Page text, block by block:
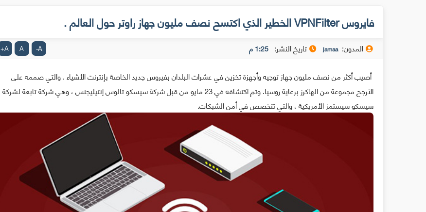
فايروس VPNFilter الخطير الذي اكتسح نصف مليون جهاز راوتر حول العالم .
المدون: jamaa تاريخ النشر: 1:25 م A
-
A
A
+
أصيب أكثر من نصف مليون جهاز توجيه وأجهزة تخزين في عشرات البلدان بفيروس جديد الخاصة بإنترنت الأشياء . والتي صممه على
الأرجح مجموعة من الهاكرز برعاية روسيا. وتم اكتشافه في 23 مايو من قبل شركة سيسكو تالوس إنتيليجنس ، وهي شركة تابعة لشركة
سيسكو سيستمز الأمريكية ، والتي تتخصص في أمن الشبكات.